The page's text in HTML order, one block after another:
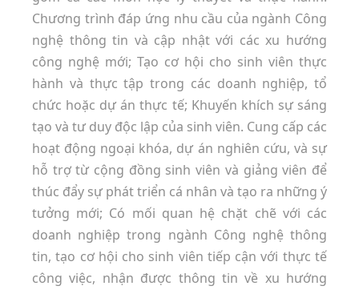
Chương trình đáp ứng nhu cầu của ngành Công
nghệ thông tin và cập nhật với các xu hướng
công nghệ mới; Tạo cơ hội cho sinh viên thực
hành và thực tập trong các doanh nghiệp, tổ
chức hoặc dự án thực tế; Khuyến khích sự sáng
tạo và tư duy độc lập của sinh viên. Cung cấp các
hoạt động ngoại khóa, dự án nghiên cứu, và sự
hỗ trợ từ cộng đồng sinh viên và giảng viên để
thúc đẩy sự phát triển cá nhân và tạo ra những ý
tưởng mới; Có mối quan hệ chặt chẽ với các
doanh nghiệp trong ngành Công nghệ thông
tin, tạo cơ hội cho sinh viên tiếp cận với thực tế
công việc, nhận được thông tin về xu hướng